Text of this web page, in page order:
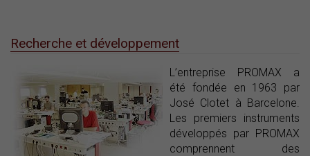
Recherche et développement
L’entreprise PROMAX a
été fondée en 1963 par
José Clotet à Barcelone.
Les premiers instruments
développés par PROMAX
comprennent des